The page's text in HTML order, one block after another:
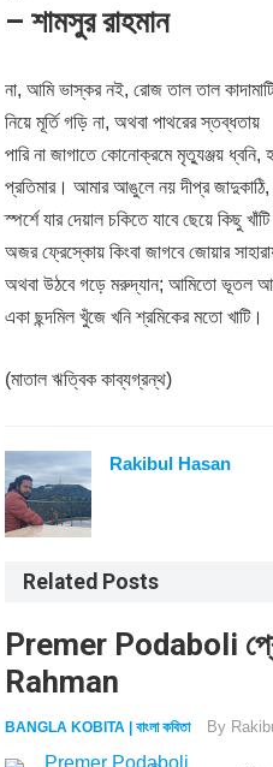
– শামসুর রাহমান
না, আমি ভাস্কর নই, রোজ তাল তাল কাদামাটি
নিয়ে মূর্তি গড়ি না, অথবা পাথরের স্তব্ধতায়
পারি না জাগাতে কোনোক্রমে মৃত্যুঞ্জয় ধ্বনি,
প্রতিমার। আমার আঙুলে নয় দীপ্র জাদুকাঠি,
স্পর্শে যার দেয়াল চকিতে যাবে ছেয়ে কিছু খাঁটি
অজর ফ্রেস্কোয় কিংবা জাগবে জোয়ার
অথবা উঠবে গড়ে মরুদ্যান; আমিতো ভূতল
একা ছন্দমিল খুঁজে খনি শ্রমিকের মতো খাটি।
(মাতাল ঋত্বিক কাব্যগ্রন্থ)
Rakibul Hasan
Related Posts
Premer Podaboli
Rahman
BANGLA KOBITA | বাংলা কবিতা By